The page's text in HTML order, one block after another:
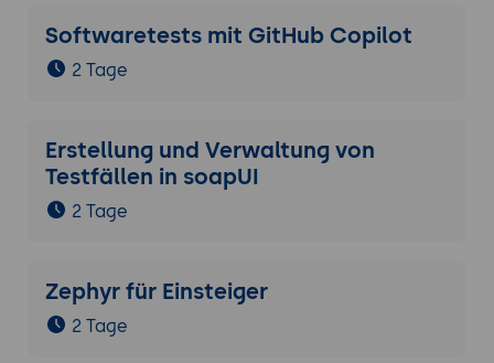
Softwaretests mit GitHub Copilot
2 Tage
Erstellung und Verwaltung von
Testfällen in soapUI
2 Tage
Zephyr für Einsteiger
2 Tage